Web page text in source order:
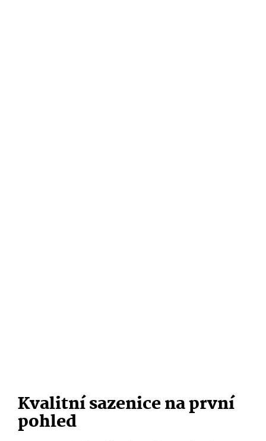
Kvalitní sazenice na první
pohled